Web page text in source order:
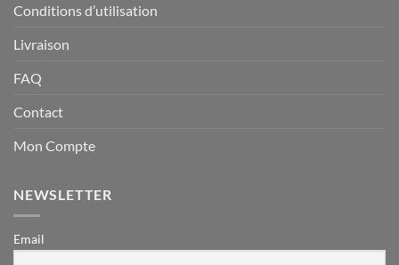
Conditions d’utilisation
Livraison
FAQ
Contact
Mon Compte
NEWSLETTER
Email